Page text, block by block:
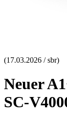
(17.03.2026 / sbr)
Neuer
SC-